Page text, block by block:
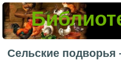
Сельские